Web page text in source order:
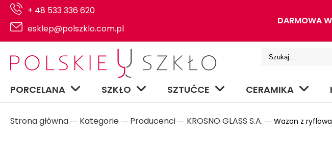
+ 48 533 336 620
esklep@polszklo.com.pl
DARMOWA
PORCELANA SZKŁO SZTUĆCE CERAMIKA
Strona główna ― Kategorie ― Producenci ― KROSNO GLASS S.A. ― Wazon z